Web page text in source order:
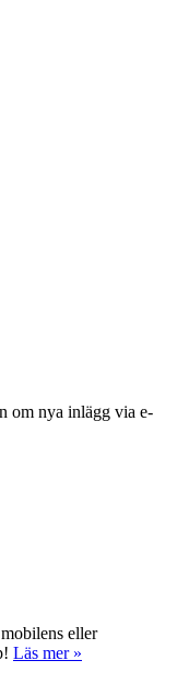
om nya inlägg via e-
eller
Läs mer »